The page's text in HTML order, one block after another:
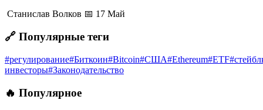
Станислав Волков 📅 17 Май
🔗 Популярные теги
#регулирование#Биткоин#Bitcoin#США#Ethereum#ETF
инвесторы#Законодательство
🔥 Популярное